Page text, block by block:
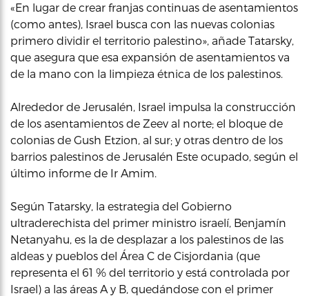
«En lugar de crear franjas continuas de asentamientos
(como antes), Israel busca con las nuevas colonias
primero dividir el territorio palestino», añade Tatarsky,
que asegura que esa expansión de asentamientos va
de la mano con la limpieza étnica de los palestinos.
Alrededor de Jerusalén, Israel impulsa la construcción
de los asentamientos de Zeev al norte; el bloque de
colonias de Gush Etzion, al sur; y otras dentro de los
barrios palestinos de Jerusalén Este ocupado, según el
último informe de Ir Amim.
Según Tatarsky, la estrategia del Gobierno
ultraderechista del primer ministro israelí, Benjamín
Netanyahu, es la de desplazar a los palestinos de las
aldeas y pueblos del Área C de Cisjordania (que
representa el 61 % del territorio y está controlada por
Israel) a las áreas A y B, quedándose con el primer